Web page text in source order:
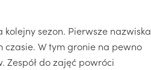
sezon. Pierwsze nazwiska
W tym gronie na pewno
Zespół do zajęć powróci